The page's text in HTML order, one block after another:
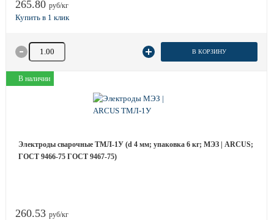
265.80 руб/кг
Количество товара В КОРЗИНУ
В наличии
Электроды сварочные ТМЛ-1У (d 4 мм; упаковка 6 кг; МЭЗ | ARCUS;
ГОСТ 9466-75 ГОСТ 9467-75)
260.53 руб/кг